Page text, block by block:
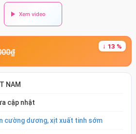
↓ 13 %
NAM
cập nhật
cường dương, xịt xuất tinh sớm